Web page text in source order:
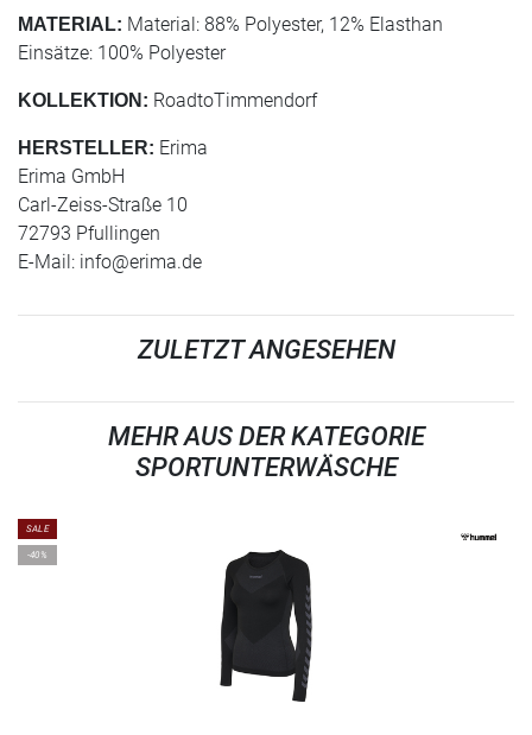
MATERIAL: Material: 88% Polyester, 12% Elasthan
Einsätze: 100% Polyester
KOLLEKTION: RoadtoTimmendorf
HERSTELLER: Erima
Erima GmbH
Carl-Zeiss-Straße 10
72793 Pfullingen
E-Mail: info@erima.de
ZULETZT ANGESEHEN
MEHR AUS DER KATEGORIE
SPORTUNTERWÄSCHE
SALE
-40%